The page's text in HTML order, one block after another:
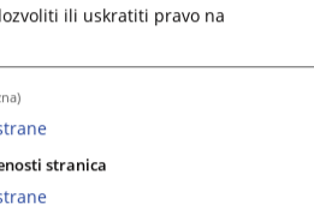
ili uskratiti pravo na
stranica